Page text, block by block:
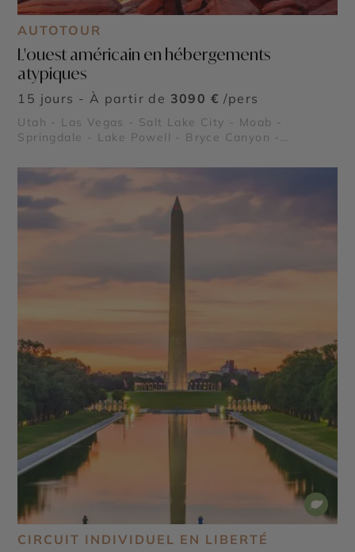
AUTOTOUR
L'ouest américain en hébergements
atypiques
15 jours - À partir de 3090 € /pers
Utah - Las Vegas - Salt Lake City - Moab -
Springdale - Lake Powell - Bryce Canyon -
Parc National de Zion - Parc National de Arches -
Parc National de Capitol Reef
CIRCUIT INDIVIDUEL EN LIBERTÉ